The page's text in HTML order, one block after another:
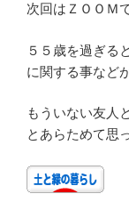
次回はＺＯＯＭ
５５歳を過ぎる
に関する事など
もういない友人
とあらためて思